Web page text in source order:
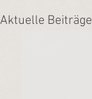
Aktuelle Beiträge